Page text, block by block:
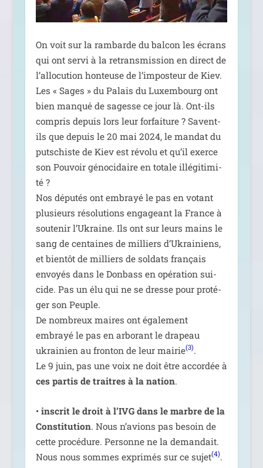
On voit sur la ram­barde du bal­con les écrans
qui ont ser­vi à la retrans­mis­sion en direct de
l’al­lo­cu­tion hon­teuse de l’im­pos­teur de Kiev.
Les « Sages » du Palais du Luxembourg ont
bien man­qué de sagesse ce jour là. Ont-ils
com­pris depuis lors leur for­fai­ture ? Savent-
ils que depuis le 20 mai 2024, le man­dat du
put­schiste de Kiev est révo­lu et qu’il exerce
son Pouvoir géno­ci­daire en totale illé­gi­ti­mi­
té ?
Nos dépu­tés ont embrayé le pas en votant
plu­sieurs réso­lu­tions enga­geant la France à
sou­te­nir l’Ukraine. Ils ont sur leurs mains le
sang de cen­taines de mil­liers d’Ukrainiens,
et bien­tôt de mil­liers de sol­dats fran­çais
envoyés dans le Donbass en opé­ra­tion sui­
cide. Pas un élu qui ne se dresse pour pro­té­
ger son Peuple.
De nom­breux maires ont éga­le­ment
embrayé le pas en arbo­rant le dra­peau
ukrai­nien au fron­ton de leur mai­rie(3).
Le 9 juin, pas une voix ne doit être accor­dée à
ces par­tis de traitres à la nation.
• ins­crit le droit à l’IVG dans le marbre de la
Constitution. Nous n’a­vions pas besoin de
cette pro­cé­dure. Personne ne la deman­dait.
Nous nous sommes expri­més sur ce sujet(4).